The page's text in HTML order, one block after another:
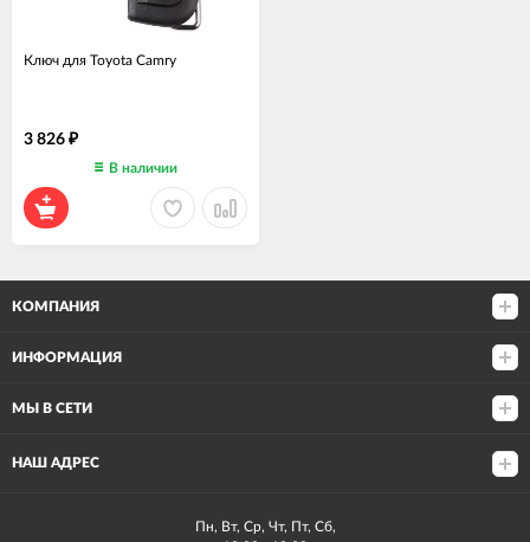
Ключ для Toyota Camry
3 826 ₽
В наличии
КОМПАНИЯ
ИНФОРМАЦИЯ
МЫ В СЕТИ
НАШ АДРЕС
Пн, Вт, Ср, Чт, Пт, Сб,